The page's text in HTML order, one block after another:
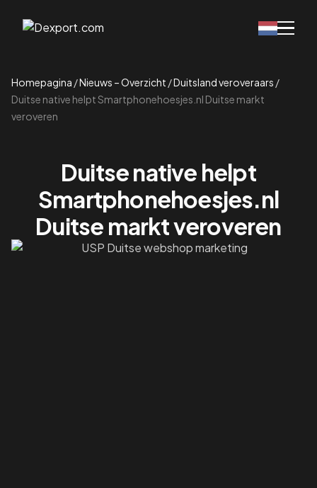
Homepagina /Nieuws – Overzicht /Duitsland veroveraars /
Duitse native helpt Smartphonehoesjes.nl Duitse markt
veroveren
Duitse native helpt
Smartphonehoesjes.nl
Duitse markt veroveren